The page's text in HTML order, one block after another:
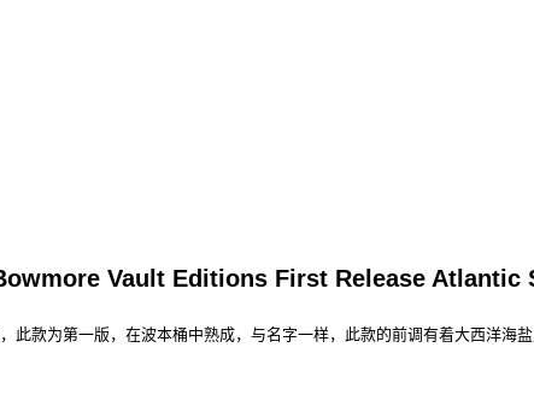
Vault Editions First Release
款为第一版，在波本桶中熟成，与名字一样，此款的前调有着大西洋海